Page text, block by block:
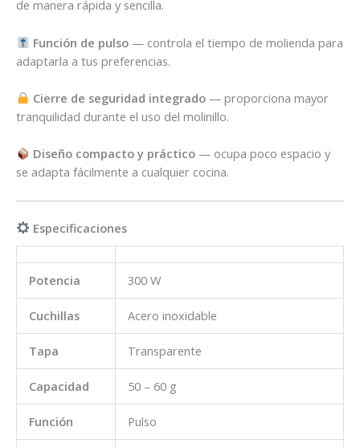
de manera rápida y sencilla.
Función de pulso— controla el tiempo de molienda para
adaptarla a tus preferencias.
Cierre de seguridad integrado— proporciona mayor
tranquilidad durante el uso del molinillo.
Diseño compacto y práctico— ocupa poco espacio y
se adapta fácilmente a cualquier cocina.
Especificaciones
Potencia 300 W
Cuchillas Acero inoxidable
Tapa Transparente
Capacidad 50 – 60 g
Función Pulso